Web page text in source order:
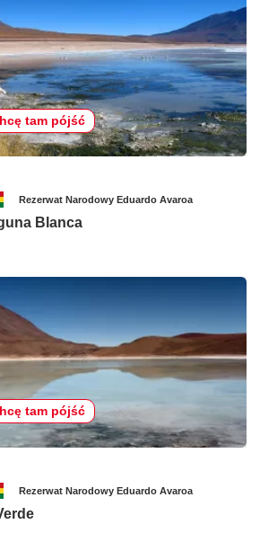
tam pójść
Rezerwat Narodowy Eduardo Avaroa
Blanca
tam pójść
Rezerwat Narodowy Eduardo Avaroa